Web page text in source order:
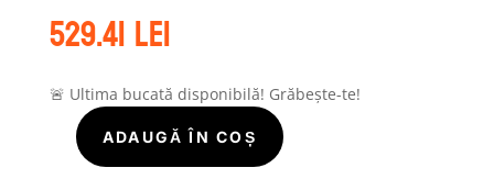
529.41lei
🚨 Ultima bucată disponibilă! Grăbește-te!
CantitateADAUGĂ ÎN COȘ